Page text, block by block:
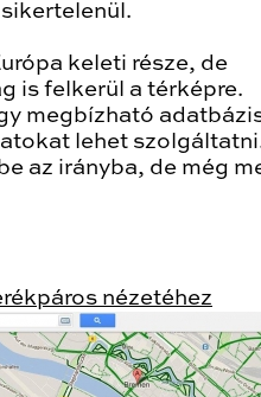
keleti része, de
is felkerül a térképre.
megbízható
lehet
az irányba, de még
nézetéhez